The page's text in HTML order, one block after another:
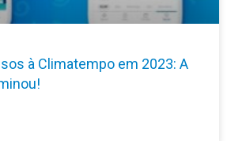
à Climatempo em 2023: A